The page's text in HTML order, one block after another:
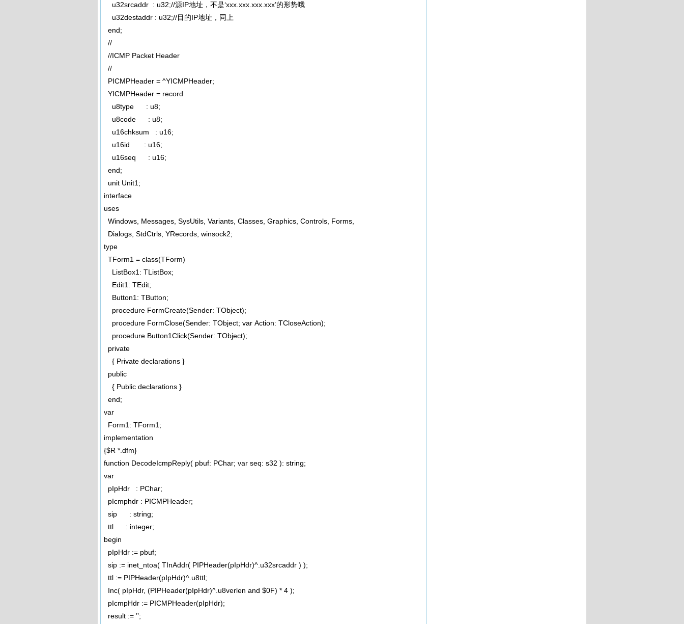
u32srcaddr : u32;//源IP地址，不是‘xxx.xxx.xxx.xxx’的形势哦
u32destaddr : u32;//目的IP地址，同上
end;
//
//ICMP Packet Header
//
PICMPHeader = ^YICMPHeader;
YICMPHeader = record
u8type : u8;
u8code : u8;
u16chksum : u16;
u16id : u16;
u16seq : u16;
end;
unit Unit1;
interface
uses
Windows, Messages, SysUtils, Variants, Classes, Graphics, Controls, Forms,
Dialogs, StdCtrls, YRecords, winsock2;
type
TForm1 = class(TForm)
ListBox1: TListBox;
Edit1: TEdit;
Button1: TButton;
procedure FormCreate(Sender: TObject);
procedure FormClose(Sender: TObject; var Action: TCloseAction);
procedure Button1Click(Sender: TObject);
private
{ Private declarations }
public
{ Public declarations }
end;
var
Form1: TForm1;
implementation
{$R *.dfm}
function DecodeIcmpReply( pbuf: PChar; var seq: s32 ): string;
var
pIpHdr : PChar;
pIcmphdr : PICMPHeader;
sip : string;
ttl : integer;
begin
pIpHdr := pbuf;
sip := inet_ntoa( TInAddr( PIPHeader(pIpHdr)^.u32srcaddr ) );
ttl := PIPHeader(pIpHdr)^.u8ttl;
Inc( pIpHdr, (PIPHeader(pIpHdr)^.u8verlen and $0F) * 4 );
pIcmpHdr := PICMPHeader(pIpHdr);
result := ’’;